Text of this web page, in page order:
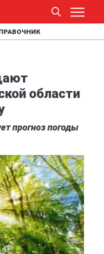
области
прогноз погоды